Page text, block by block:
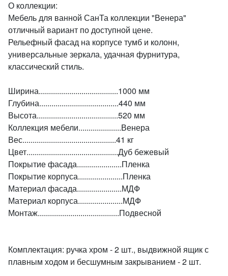
О коллекции:
Мебель для ванной СанТа коллекции "Венера"
отличный вариант по доступной цене.
Рельефный фасад на корпусе тумб и колонн,
универсальные зеркала, удачная фурнитура,
классический стиль.
Ширина.......................................1000 мм
Глубина.......................................440 мм
Высота........................................520 мм
Коллекция мебели.....................Венера
Вес..............................................41 кг
Цвет.............................................Дуб бежевый
Покрытие фасада......................Пленка
Покрытие корпуса......................Пленка
Материал фасада......................МДФ
Материал корпуса......................МДФ
Монтаж........................................Подвесной
Комплектация: ручка хром - 2 шт., выдвижной ящик с
плавным ходом и бесшумным закрыванием - 2 шт.